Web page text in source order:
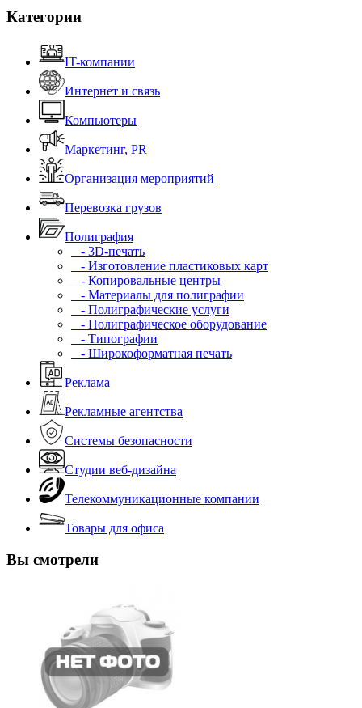
Категории
IT-компании
Интернет и связь
Компьютеры
Маркетинг, PR
Организация мероприятий
Перевозка грузов
Полиграфия
- 3D-печать
- Изготовление пластиковых карт
- Копировальные центры
- Материалы для полиграфии
- Полиграфические услуги
- Полиграфическое оборудование
- Типографии
- Широкоформатная печать
Реклама
Рекламные агентства
Системы безопасности
Студии веб-дизайна
Телекоммуникационные компании
Товары для офиса
Вы смотрели